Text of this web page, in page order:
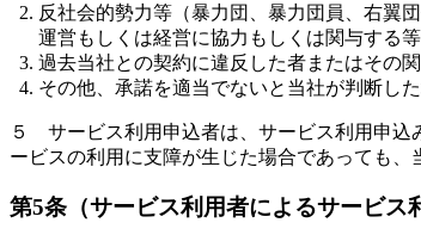
反社会的勢力等（暴力団、暴力団員、右翼
運営もしくは経営に協力もしくは関与する
過去当社との契約に違反した者またはその
その他、承諾を適当でないと当社が判断し
５ サービス利用申込者は、サービス利用申込
ービスの利用に支障が生じた場合であっても、
第5条（サービス利用者によるサービス